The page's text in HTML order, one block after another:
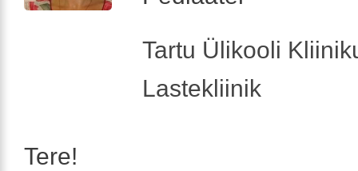
Tartu Ülikooli
Lastekliinik
Tere!